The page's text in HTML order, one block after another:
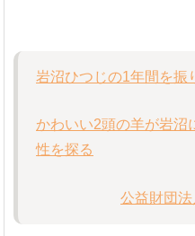
岩沼ひつじの1年間を振
かわいい2頭の羊が岩沼
性を探る
公益財団